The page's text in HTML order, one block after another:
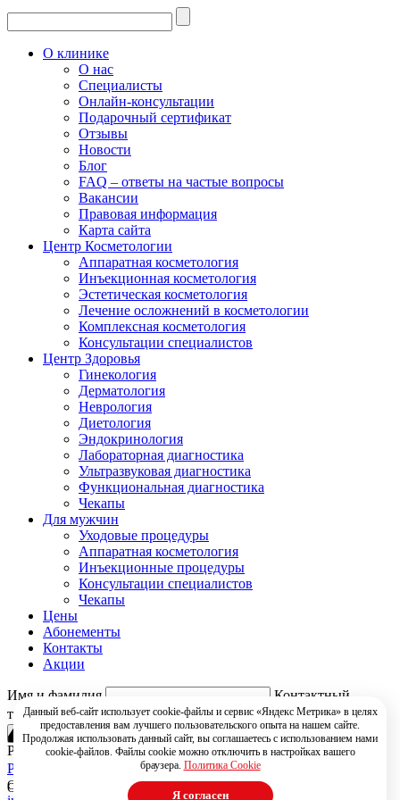
О клинике
О нас
Специалисты
Онлайн-консультации
Подарочный сертификат
Отзывы
Новости
Блог
FAQ – ответы на частые вопросы
Вакансии
Правовая информация
Карта сайта
Центр Косметологии
Аппаратная косметология
Инъекционная косметология
Эстетическая косметология
Лечение осложнений в косметологии
Комплексная косметология
Консультации специалистов
Центр Здоровья
Гинекология
Дерматология
Неврология
Диетология
Эндокринология
Лабораторная диагностика
Ультразвуковая диагностика
Функциональная диагностика
Чекапы
Для мужчин
Уходовые процедуры
Аппаратная косметология
Инъекционные процедуры
Консультации специалистов
Чекапы
Цены
Абонементы
Контакты
Акции
404
Ошибка! Такой страницы не существует
Имя и фамилия
Контактный
телефон
РЇ РґР°СЋ СЃРѕРіР»Р°СЃРёРµ РЅР° РѕР±СЂР°Р±РѕС‚РєСѓ
РїРµСЂСЃРѕРЅР°Р»СЊРЅС‹С… РґР°РЅРЅС‹С…
Свяжитесь с нами!
Данный веб-сайт использует cookie-файлы и сервис «Яндекс Метрика» в целях
предоставления вам лучшего пользовательского опыта на нашем сайте.
Продолжая использовать данный сайт, вы соглашаетесь с использованием нами
cookie-файлов. Файлы cookie можно отключить в настройках вашего
браузера. Политика Cookie
Я согласен